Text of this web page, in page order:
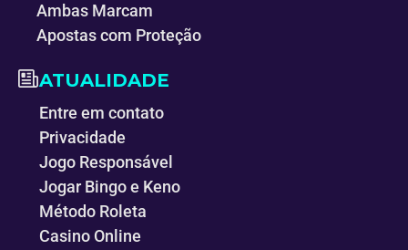
Ambas Marcam
Apostas com Proteção
ATUALIDADE
Entre em contato
Privacidade
Jogo Responsável
Jogar Bingo e Keno
Método Roleta
Casino Online